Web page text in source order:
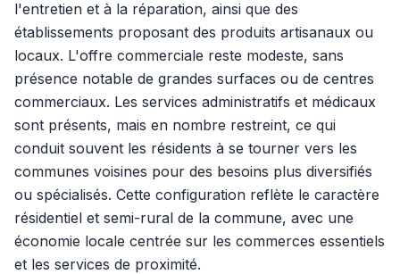
l'entretien et à la réparation, ainsi que des
établissements proposant des produits artisanaux ou
locaux. L'offre commerciale reste modeste, sans
présence notable de grandes surfaces ou de centres
commerciaux. Les services administratifs et médicaux
sont présents, mais en nombre restreint, ce qui
conduit souvent les résidents à se tourner vers les
communes voisines pour des besoins plus diversifiés
ou spécialisés. Cette configuration reflète le caractère
résidentiel et semi-rural de la commune, avec une
économie locale centrée sur les commerces essentiels
et les services de proximité.